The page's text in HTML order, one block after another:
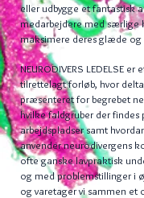
eller udbygge et fantastisk
medarbejdere med særlige
maksimere deres glæde
NEURODIVERS LEDELSE
tilrettelagt forløb, hvor
præsenteret for begrebet
hvilke faldgruber der findes
arbejdspladser samt
anvender neurodivergens
ofte ganske lavpraktisk
og med problemstillinger i
og varetager vi sammen et